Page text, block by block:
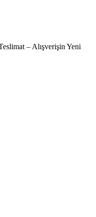
– Alışverişin Yeni